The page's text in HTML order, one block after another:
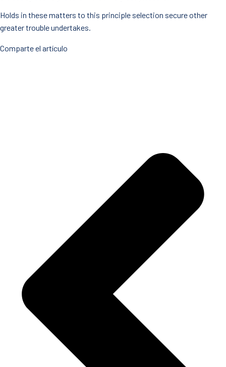
Holds in these matters to this principle selection secure other
greater trouble undertakes.
Comparte el artículo